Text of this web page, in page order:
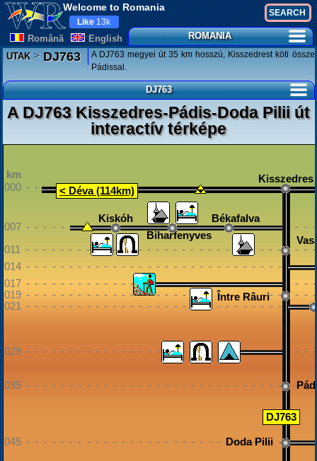
Welcome to Romania
Românã English
Like 13k
ROMANIA
UTAK>DJ763
A DJ763 megyei út 35 km hosszú, Kisszedrest köti össze
Pádissal.
DJ763
A DJ763 Kisszedres-Pádis-Doda Pilii út
interactív térképe
< Déva (114km)
km
000 - - - - - - - - - - - - - - - - - - - - - - - - - - - - - - - - -
Kisszedres
007 - - - - - - - - - - - - - - - - - - - - - - - - - - - - - - - - -
Békafalva
Biharfenyves
Kiskóh
011 - - - - - - - - - - - - - - - - - - - - - - - - - - - - - - - - -
014 - - - - - - - - - - - - - - - - - - - - - - - - - - - - - - - - -
017 - - - - - - - - - - - - - - - - - - - - - - - - - - - - - - - - -
019 - - - - - - - - - - - - - - - - - - - - - - - - - - - - - - - - -
Între Râuri
021 - - - - - - - - - - - - - - - - - - - - - - - - - - - - - - - - -
029 - - - - - - - - - - - - - - - - - - - - - - - - - - - - - - - - -
035 - - - - - - - - - - - - - - - - - - - - - - - - - - - - - - - - -
DJ763
045 - - - - - - - - - - - - - - - - - - - - - - - - - - - - - - - - -
Doda Pilii